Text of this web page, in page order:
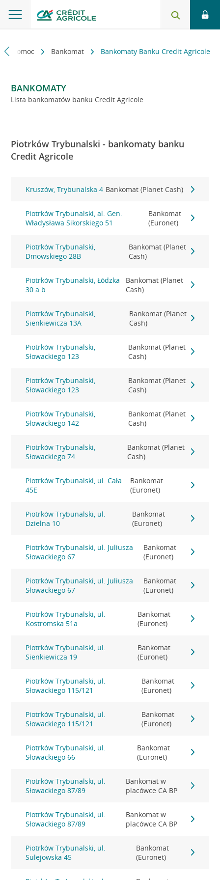
i pomoc Bankomat Bankomaty Banku Credit Agricole
BANKOMATY
Lista bankomatów banku Credit Agricole
Piotrków Trybunalski - bankomaty banku
Credit Agricole
Kruszów, Trybunalska 4 Bankomat (Planet Cash)
Piotrków Trybunalski, al. Gen.
Władysława Sikorskiego 51
Bankomat
(Euronet)
Piotrków Trybunalski,
Dmowskiego 28B
Bankomat (Planet
Cash)
Piotrków Trybunalski, Łódzka
30 a b
Bankomat (Planet
Cash)
Piotrków Trybunalski,
Sienkiewicza 13A
Bankomat (Planet
Cash)
Piotrków Trybunalski,
Słowackiego 123
Bankomat (Planet
Cash)
Piotrków Trybunalski,
Słowackiego 123
Bankomat (Planet
Cash)
Piotrków Trybunalski,
Słowackiego 142
Bankomat (Planet
Cash)
Piotrków Trybunalski,
Słowackiego 74
Bankomat (Planet
Cash)
Piotrków Trybunalski, ul. Cała
45E
Bankomat
(Euronet)
Piotrków Trybunalski, ul.
Dzielna 10
Bankomat
(Euronet)
Piotrków Trybunalski, ul. Juliusza
Słowackiego 67
Bankomat
(Euronet)
Piotrków Trybunalski, ul. Juliusza
Słowackiego 67
Bankomat
(Euronet)
Piotrków Trybunalski, ul.
Kostromska 51a
Bankomat
(Euronet)
Piotrków Trybunalski, ul.
Sienkiewicza 19
Bankomat
(Euronet)
Piotrków Trybunalski, ul.
Słowackiego 115/121
Bankomat
(Euronet)
Piotrków Trybunalski, ul.
Słowackiego 115/121
Bankomat
(Euronet)
Piotrków Trybunalski, ul.
Słowackiego 66
Bankomat
(Euronet)
Piotrków Trybunalski, ul.
Słowackiego 87/89
Bankomat w
placówce CA BP
Piotrków Trybunalski, ul.
Słowackiego 87/89
Bankomat w
placówce CA BP
Piotrków Trybunalski, ul.
Sulejowska 45
Bankomat
(Euronet)